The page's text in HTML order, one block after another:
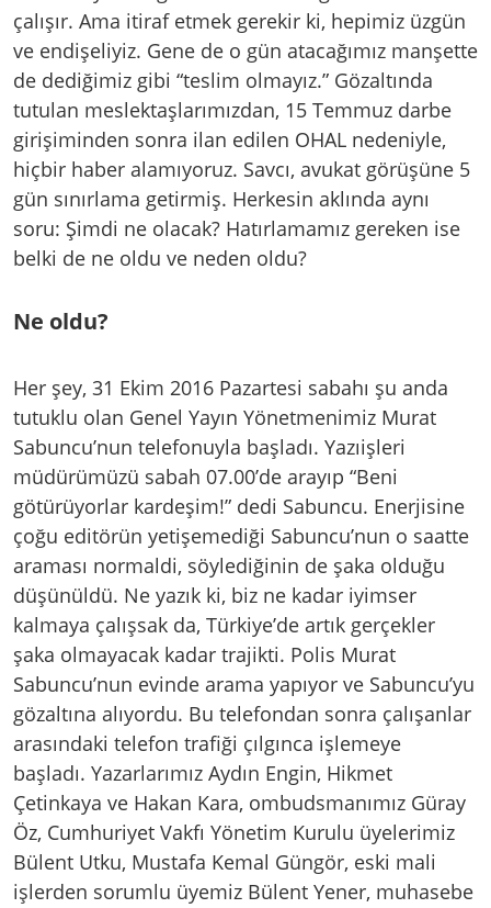
çalışır. Ama itiraf etmek gerekir ki, hepimiz üzgün
ve endişeliyiz. Gene de o gün atacağımız manşette
de dediğimiz gibi “teslim olmayız.” Gözaltında
tutulan meslektaşlarımızdan, 15 Temmuz darbe
girişiminden sonra ilan edilen OHAL nedeniyle,
hiçbir haber alamıyoruz. Savcı, avukat görüşüne 5
gün sınırlama getirmiş. Herkesin aklında aynı
soru: Şimdi ne olacak? Hatırlamamız gereken ise
belki de ne oldu ve neden oldu?
Ne oldu?
Her şey, 31 Ekim 2016 Pazartesi sabahı şu anda
tutuklu olan Genel Yayın Yönetmenimiz Murat
Sabuncu’nun telefonuyla başladı. Yazıişleri
müdürümüzü sabah 07.00’de arayıp “Beni
götürüyorlar kardeşim!” dedi Sabuncu. Enerjisine
çoğu editörün yetişemediği Sabuncu’nun o saatte
araması normaldi, söylediğinin de şaka olduğu
düşünüldü. Ne yazık ki, biz ne kadar iyimser
kalmaya çalışsak da, Türkiye’de artık gerçekler
şaka olmayacak kadar trajikti. Polis Murat
Sabuncu’nun evinde arama yapıyor ve Sabuncu’yu
gözaltına alıyordu. Bu telefondan sonra çalışanlar
arasındaki telefon trafiği çılgınca işlemeye
başladı. Yazarlarımız Aydın Engin, Hikmet
Çetinkaya ve Hakan Kara, ombudsmanımız Güray
Öz, Cumhuriyet Vakfı Yönetim Kurulu üyelerimiz
Bülent Utku, Mustafa Kemal Güngör, eski mali
işlerden sorumlu üyemiz Bülent Yener, muhasebe